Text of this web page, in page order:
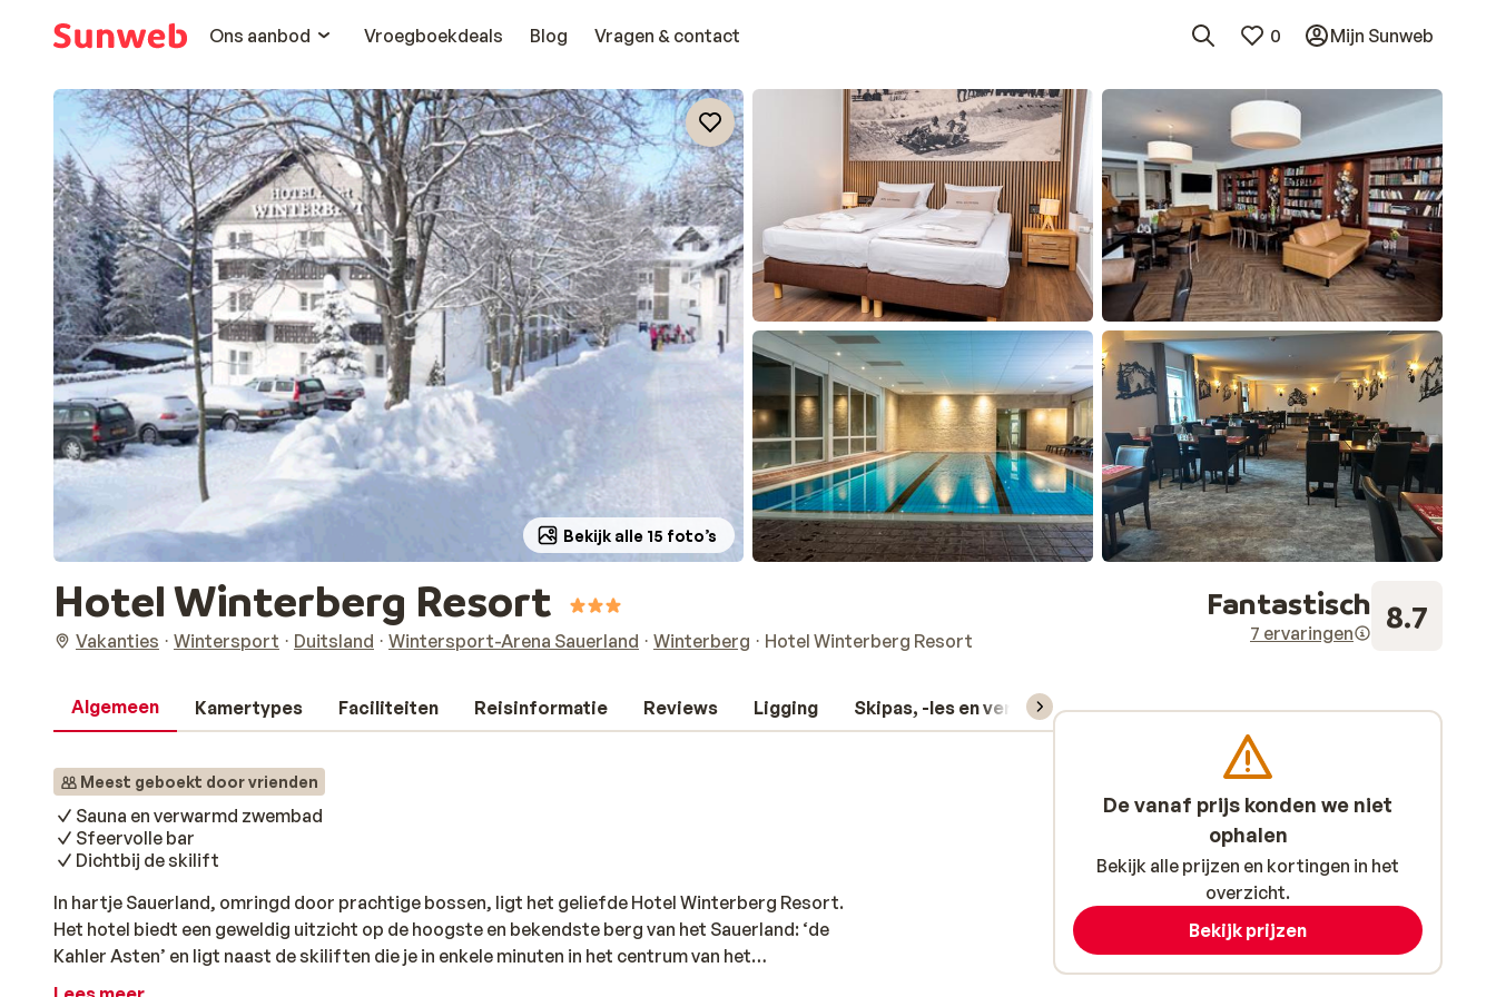
Ons aanbod
Vroegboekdeals Blog Vragen & contact 0 Mijn Sunweb
Bekijk alle 15 foto’s
Hotel Winterberg Resort
Vakanties Wintersport Duitsland Wintersport-Arena Sauerland Winterberg Hotel Winterberg Resort
Fantastisch
7 ervaringen 8.7
Algemeen Kamertypes Faciliteiten Reisinformatie Reviews Ligging Skipas, -les en verhuur
Meest geboekt door vrienden
Sauna en verwarmd zwembad
Sfeervolle bar
Dichtbij de skilift
In hartje Sauerland, omringd door prachtige bossen, ligt het geliefde Hotel Winterberg Resort.
Het hotel biedt een geweldig uitzicht op de hoogste en bekendste berg van het Sauerland: ‘de
Kahler Asten’ en ligt naast de skiliften die je in enkele minuten in het centrum van het
uitgestrekte skigebied van Winterberg brengen. Na een mooie dag skiën warm je weer helemaal
De vanaf prijs konden we niet
ophalen
Bekijk alle prijzen en kortingen in het
overzicht.
Bekijk prijzen